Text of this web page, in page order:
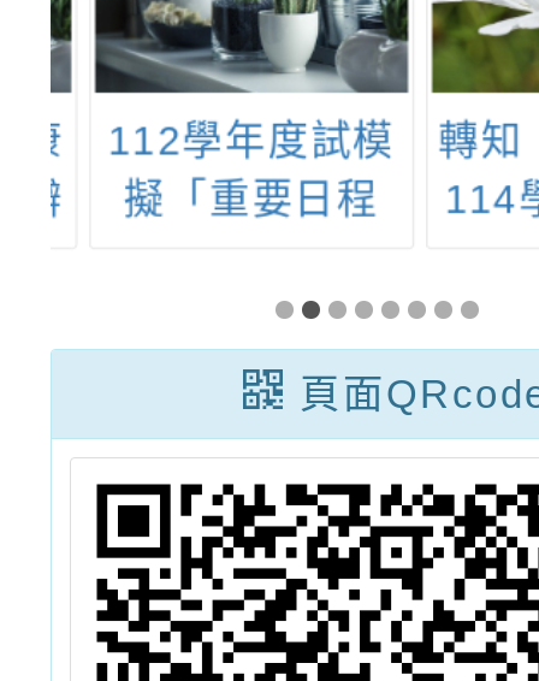
112學年度試模
擬「重要日程
容時間表」
轉知
114
族學
頁面